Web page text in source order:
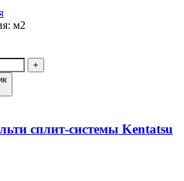
м2
сплит-системы Kentatsu